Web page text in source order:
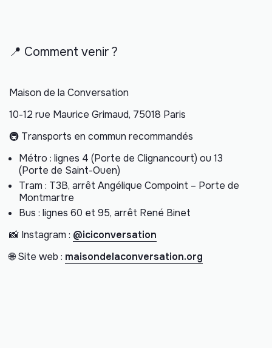
📍 Comment venir ?
Maison de la Conversation
10-12 rue Maurice Grimaud, 75018 Paris
🚇 Transports en commun recommandés
Métro : lignes 4 (Porte de Clignancourt) ou 13
(Porte de Saint-Ouen)
Tram : T3B, arrêt Angélique Compoint – Porte de
Montmartre
Bus : lignes 60 et 95, arrêt René Binet
📸 Instagram : @iciconversation
🌐 Site web : maisondelaconversation.org